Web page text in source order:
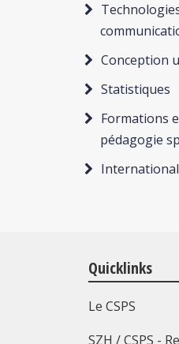
Conception
Statistiques
Formations
pédagogie
International
Quicklinks
Le CSPS
SZH / CSPS -